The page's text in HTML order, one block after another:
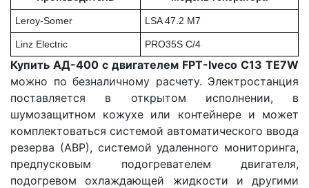
Leroy-Somer LSA 47.2 M7
Linz Electric PRO35S C/4
Купить АД-400 с двигателем FPT-Iveco C13 TE7W
можно по безналичному расчету. Электростанция
поставляется в открытом исполнении, в
шумозащитном кожухе или контейнере и может
комплектоваться системой автоматического ввода
резерва (АВР), системой удаленного мониторинга,
предпусковым подогревателем двигателя,
подогревом охлаждающей жидкости и другими